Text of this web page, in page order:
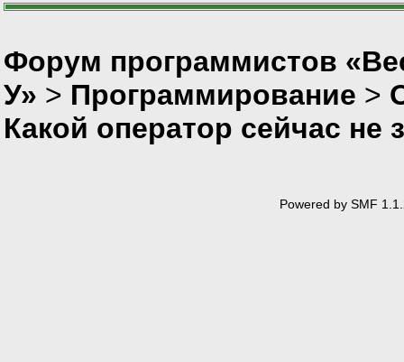
Форум программистов
У» > Программирование >
Какой оператор сейчас не
Powered by SMF